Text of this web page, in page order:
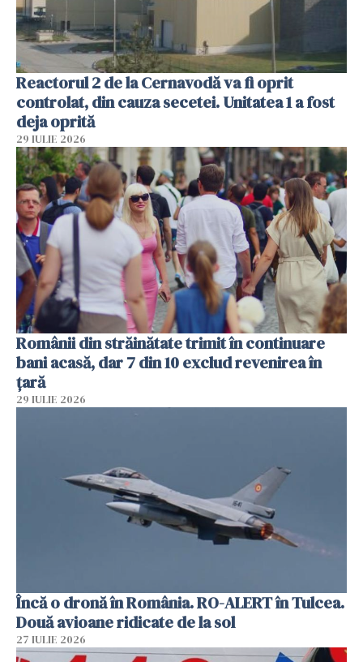
Reactorul 2 de la Cernavodă va fi oprit
controlat, din cauza secetei. Unitatea 1 a fost
deja oprită
29 IULIE 2026
Românii din străinătate trimit în continuare
bani acasă, dar 7 din 10 exclud revenirea în
țară
29 IULIE 2026
Încă o dronă în România. RO-ALERT în Tulcea.
Două avioane ridicate de la sol
27 IULIE 2026